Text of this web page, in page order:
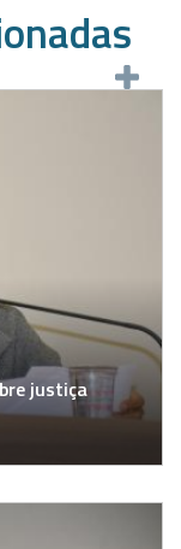
justiça